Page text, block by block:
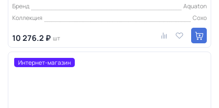
Бренд
Aquaton
Коллекция
Сохо
10 276.2 ₽ шт
Интернет-магазин